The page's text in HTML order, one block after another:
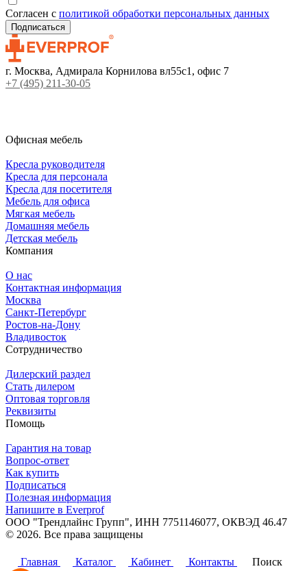
Согласен с политикой обработки персональных данных
г. Москва, Адмирала Корнилова вл55с1, офис 7
+7 (495) 211-30-05
Офисная мебель
Кресла руководителя
Кресла для персонала
Кресла для посетителя
Мебель для офиса
Мягкая мебель
Домашняя мебель
Детская мебель
Компания
О нас
Контактная информация
Москва
Санкт-Петербург
Ростов-на-Дону
Владивосток
Сотрудничество
Дилерский раздел
Стать дилером
Оптовая торговля
Реквизиты
Помощь
Гарантия на товар
Вопрос-ответ
Как купить
Подписаться
Полезная информация
Напишите в Everprof
ООО "Трендлайнс Групп", ИНН 7751146077, ОКВЭД 46.47
© 2026. Все права защищены
Главная
Каталог Кабинет Контакты Поиск